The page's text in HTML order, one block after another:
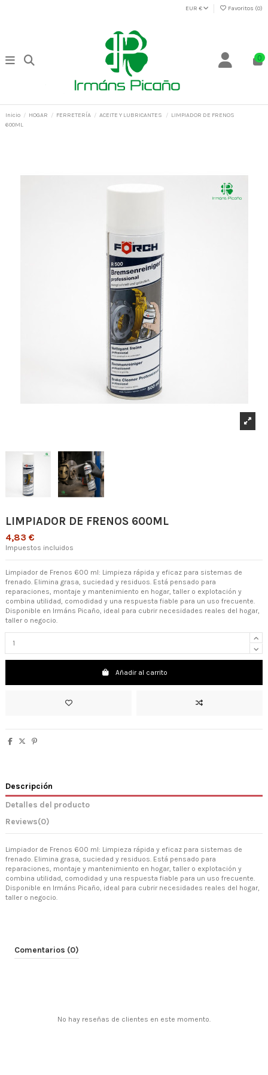
EUR € Favoritos (0)
0
Inicio HOGAR FERRETERÍA ACEITE Y LUBRICANTES
LIMPIADOR DE FRENOS
600ML
LIMPIADOR DE FRENOS 600ML
4,83 €
Impuestos incluidos
Limpiador de Frenos 600 ml: Limpieza rápida y eficaz para sistemas de
frenado. Elimina grasa, suciedad y residuos. Está pensado para
reparaciones, montaje y mantenimiento en hogar, taller o explotación y
combina utilidad, comodidad y una respuesta fiable para un uso frecuente.
Disponible en Irmáns Picaño, ideal para cubrir necesidades reales del hogar,
taller o negocio.
Añadir al carrito
Descripción
Detalles del producto
Reviews(0)
Limpiador de Frenos 600 ml: Limpieza rápida y eficaz para sistemas de
frenado. Elimina grasa, suciedad y residuos. Está pensado para
reparaciones, montaje y mantenimiento en hogar, taller o explotación y
combina utilidad, comodidad y una respuesta fiable para un uso frecuente.
Disponible en Irmáns Picaño, ideal para cubrir necesidades reales del hogar,
taller o negocio.
Comentarios (0)
No hay reseñas de clientes en este momento.